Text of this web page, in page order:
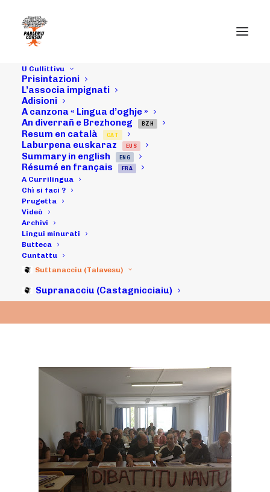
U Cullittivu
Prisintazioni
L’associa impignati
Adisioni
A canzona « Lingua d’oghje »
An diverrañ e Brezhoneg
BZH
Resum en català CAT
Laburpena euskaraz EUS
Summary in english ENG
Résumé en français FRA
A Currilingua
Chì si faci ?
Prugetta
Videò
Archivi
Lingui minurati
Butteca
Cuntattu
Suttanacciu (Talavesu)
Supranacciu (Castagnicciaiu)
Cunfarenza pà i
5 anni (ritrattu
è artìcula
Corse-Matin è
Arritti)